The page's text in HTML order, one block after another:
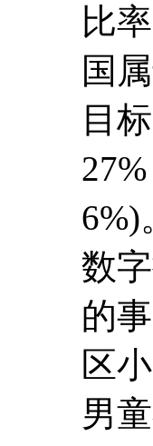
比
国
目
6%)
数
的
区
男